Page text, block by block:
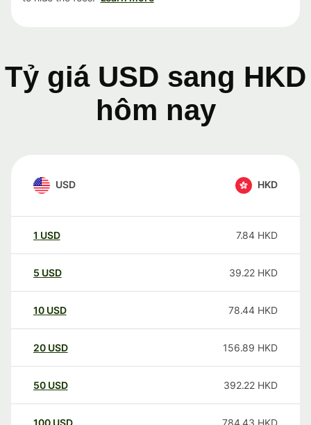
Tỷ giá USD sang HKD
hôm nay
USD HKD
1 USD 7.84 HKD
5 USD 39.22 HKD
10 USD 78.44 HKD
20 USD 156.89 HKD
50 USD 392.22 HKD